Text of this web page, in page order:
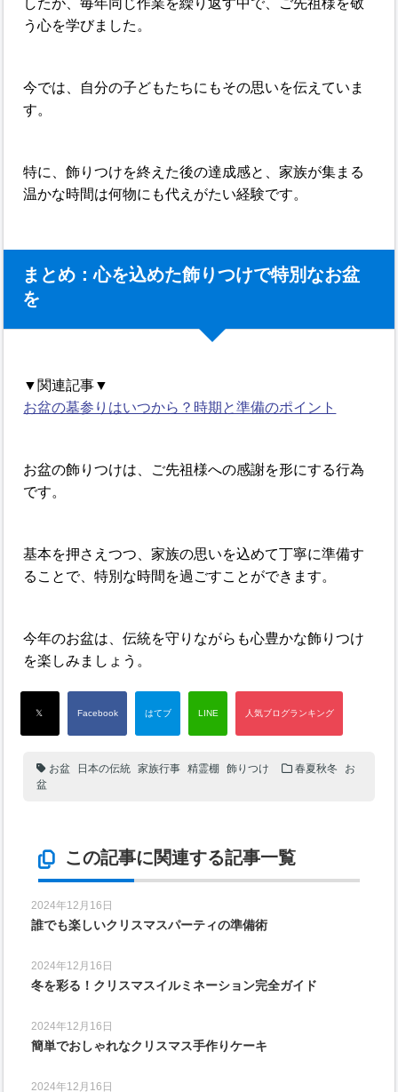
う心を学びました。
今では、自分の子どもたちにもその思いを伝えていま
す。
特に、飾りつけを終えた後の達成感と、家族が集まる
温かな時間は何物にも代えがたい経験です。
まとめ：心を込めた飾りつけで特別なお盆
を
▼関連記事▼
お盆の墓参りはいつから？時期と準備のポイント
お盆の飾りつけは、ご先祖様への感謝を形にする行為
です。
基本を押さえつつ、家族の思いを込めて丁寧に準備す
ることで、特別な時間を過ごすことができます。
今年のお盆は、伝統を守りながらも心豊かな飾りつけ
を楽しみましょう。
お盆 日本の伝統 家族行事 精霊棚 飾りつけ 春夏秋冬
お
盆
この記事に関連する記事一覧
2024年12月16日
誰でも楽しいクリスマスパーティの準備術
2024年12月16日
冬を彩る！クリスマスイルミネーション完全ガイド
2024年12月16日
簡単でおしゃれなクリスマス手作りケーキ
2024年12月16日